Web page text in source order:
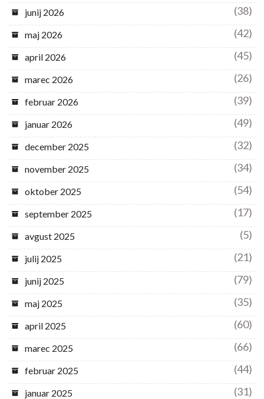
junij 2026 (38)
maj 2026 (42)
april 2026 (45)
marec 2026 (26)
februar 2026 (39)
januar 2026 (49)
december 2025 (32)
november 2025 (34)
oktober 2025 (54)
september 2025 (17)
avgust 2025 (5)
julij 2025 (21)
junij 2025 (79)
maj 2025 (35)
april 2025 (60)
marec 2025 (66)
februar 2025 (44)
januar 2025 (31)